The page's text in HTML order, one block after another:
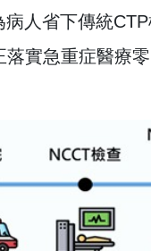
人省下傳統
實急重症醫療零